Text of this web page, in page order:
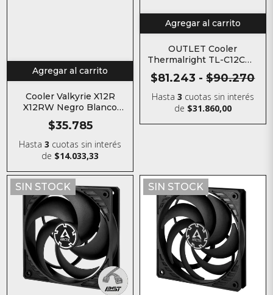
Agregar al carrito
Cooler Valkyrie X12R
X12RW Negro Blanco
$35.785
Hasta3 cuotas sin interés
de $14.033,33
Agregar al carrito
OUTLET Cooler
Thermalright TL-C12CW-
S Blanco
$81.243 - $90.270
Hasta 3 cuotas sin interés
de $31.860,00
SIN STOCK SIN STOCK